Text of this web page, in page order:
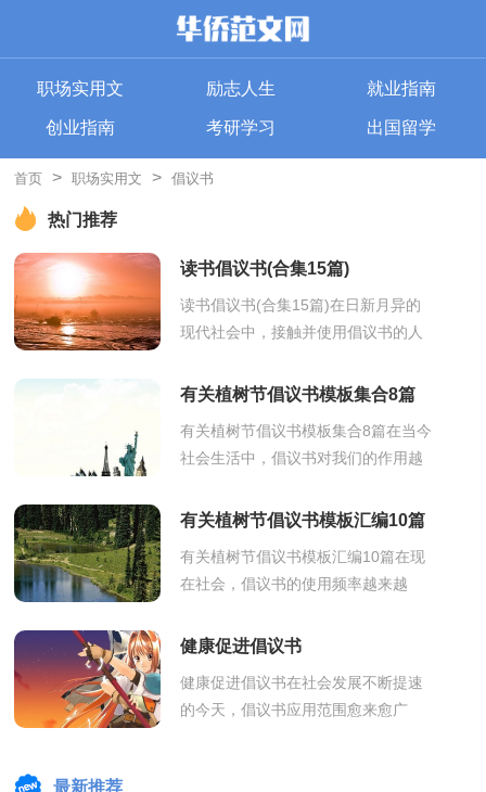
职场实用文 励志人生 就业指南
创业指南 考研学习 出国留学
首页 > 职场实用文 > 倡议书
热门推荐
读书倡议书(合集15篇)
读书倡议书(合集15篇)在日新月异的
现代社会中，接触并使用倡议书的人
团拟定、就某事向社会提出建议或提
有关植树节倡议书模板集合8篇
有关植树节倡议书模板集合8篇在当今
社会生活中，倡议书对我们的作用越
地申明发布倡议的目的。怎么写倡议
有关植树节倡议书模板汇编10篇
有关植树节倡议书模板汇编10篇在现
在社会，倡议书的使用频率越来越
文、结尾、落款五部分组成。相信许
健康促进倡议书
健康促进倡议书在社会发展不断提速
的今天，倡议书应用范围愈来愈广
最新推荐